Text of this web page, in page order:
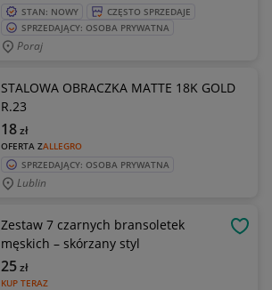
STAN: NOWY
CZĘSTO SPRZEDAJE
SPRZEDAJĄCY: OSOBA PRYWATNA
Poraj
STALOWA OBRACZKA MATTE 18K GOLD
R.23
OFERTA ZALLEGRO
18zł
SPRZEDAJĄCY: OSOBA PRYWATNA
Lublin
Zestaw 7 czarnych bransoletek
męskich – skórzany styl
KUP TERAZ
25zł